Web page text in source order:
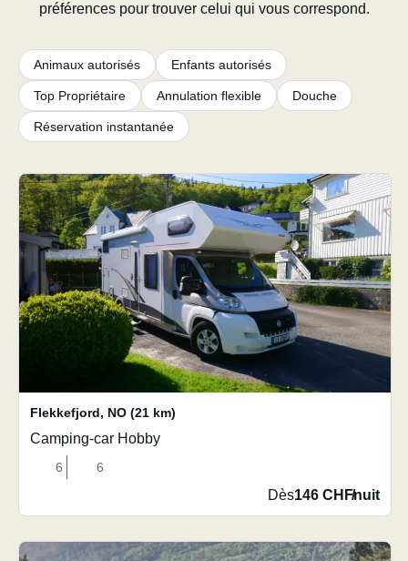
préférences pour trouver celui qui vous correspond.
Animaux autorisés Enfants autorisés
Top Propriétaire Annulation flexible Douche
Réservation instantanée
Flekkefjord, NO (21 km)
Camping-car Hobby
6 6
Dès146 CHF/nuit